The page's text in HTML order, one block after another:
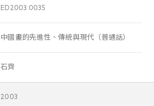
ED2003.0035
中國畫的先進性、傳統與現代（普通話）
石齊
2003